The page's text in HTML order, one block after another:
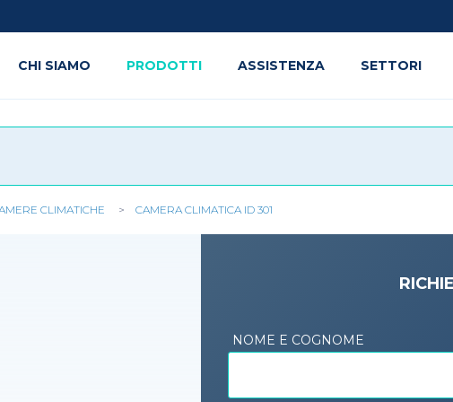
CLIMATICHE CAMERA CLIMATICA ID 301
NOME E COGNOME
CHI SIAMO PRODOTTI ASSISTENZA SETTORI